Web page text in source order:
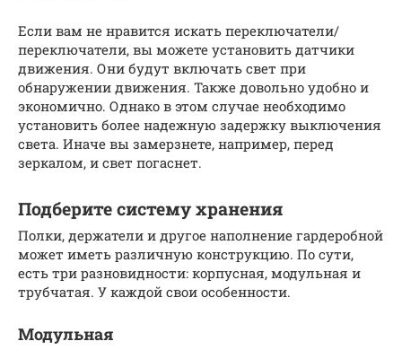
Если вам не нравится искать переключатели/
переключатели, вы можете установить датчики
движения. Они будут включать свет при
обнаружении движения. Также довольно удобно и
экономично. Однако в этом случае необходимо
установить более надежную задержку выключения
света. Иначе вы замерзнете, например, перед
зеркалом, и свет погаснет.
Подберите систему хранения
Полки, держатели и другое наполнение гардеробной
может иметь различную конструкцию. По сути,
есть три разновидности: корпусная, модульная и
трубчатая. У каждой свои особенности.
Модульная